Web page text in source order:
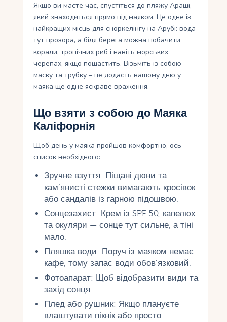
Якщо ви маєте час, спустіться до пляжу Араші,
який знаходиться прямо під маяком. Це одне із
найкращих місць для сноркелінгу на Арубі: вода
тут прозора, а біля берега можна побачити
корали, тропічних риб і навіть морських
черепах, якщо пощастить. Візьміть із собою
маску та трубку – це додасть вашому дню у
маяка ще одне яскраве враження.
Що взяти з собою до Маяка
Каліфорнія
Щоб день у маяка пройшов комфортно, ось
список необхідного:
Зручне взуття: Піщані дюни та
кам’янисті стежки вимагають кросівок
або сандалів із гарною підошвою.
Сонцезахист: Крем із SPF 50, капелюх
та окуляри — сонце тут сильне, а тіні
мало.
Пляшка води: Поруч із маяком немає
кафе, тому запас води обов’язковий.
Фотоапарат: Щоб відобразити види та
захід сонця.
Плед або рушник: Якщо плануєте
влаштувати пікнік або просто